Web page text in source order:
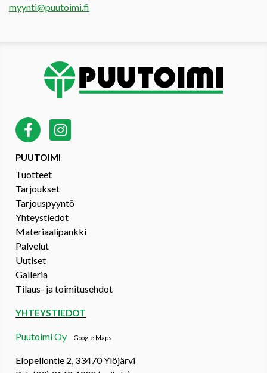
myynti@puutoimi.fi
PUUTOIMI
Tuotteet
Tarjoukset
Tarjouspyyntö
Yhteystiedot
Materiaalipankki
Palvelut
Uutiset
Galleria
Tilaus- ja toimitusehdot
YHTEYSTIEDOT
Puutoimi OyGoogle Maps
Elopellontie 2, 33470 Ylöjärvi